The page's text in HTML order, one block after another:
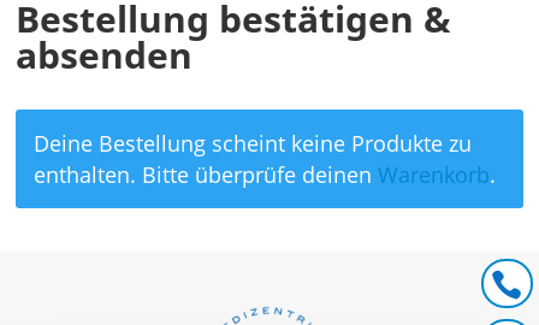
Bestellung bestätigen &
absenden
Deine Bestellung scheint keine Produkte zu
enthalten. Bitte überprüfe deinenWarenkorb.
